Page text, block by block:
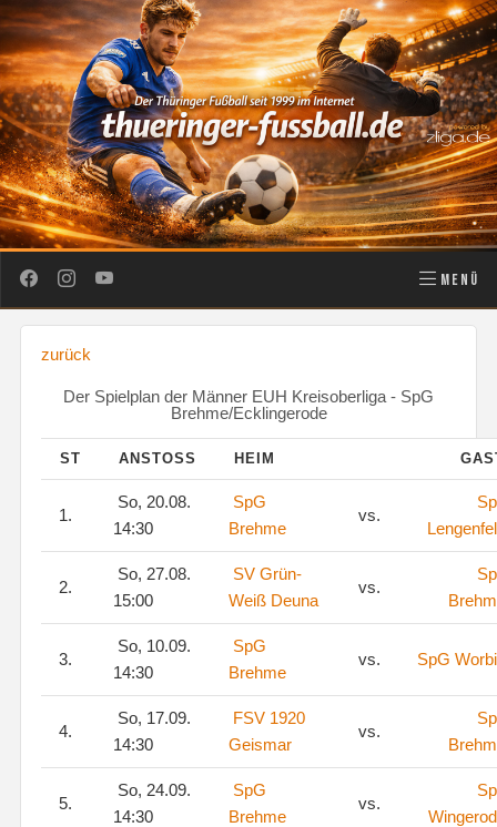
MENÜ
zurück
Der Spielplan der Männer EUH Kreisoberliga - SpG
Brehme/Ecklingerode
ST ANSTOSS HEIM
1.
So, 20.08.
14:30
SpG
Brehme
vs.
2.
So, 27.08.
15:00
SV Grün-
Weiß Deuna
vs.
3.
So, 10.09.
14:30
SpG
Brehme
vs. SpG
4.
So, 17.09.
14:30
FSV 1920
Geismar
vs.
5.
So, 24.09.
14:30
SpG
Brehme
vs.